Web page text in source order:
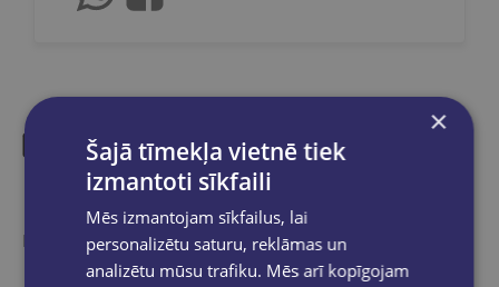
Līdzīgas preces
Ieskaties, varbūt noder
×
Šajā tīmekļa vietnē tiek
izmantoti sīkfaili
Mēs izmantojam sīkfailus, lai
personalizētu saturu, reklāmas un
analizētu mūsu trafiku. Mēs arī kopīgojam